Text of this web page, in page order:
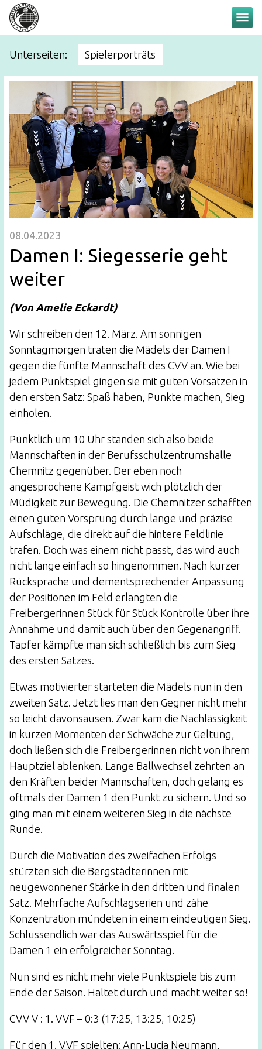
menu
Unterseiten: Spielerporträts
08.04.2023
Damen I: Siegesserie geht
weiter
(Von Amelie Eckardt)
Wir schreiben den 12. März. Am sonnigen
Sonntagmorgen traten die Mädels der Damen I
gegen die fünfte Mannschaft des CVV an. Wie bei
jedem Punktspiel gingen sie mit guten Vorsätzen in
den ersten Satz: Spaß haben, Punkte machen, Sieg
einholen.
Pünktlich um 10 Uhr standen sich also beide
Mannschaften in der Berufsschulzentrumshalle
Chemnitz gegenüber. Der eben noch
angesprochene Kampfgeist wich plötzlich der
Müdigkeit zur Bewegung. Die Chemnitzer schafften
einen guten Vorsprung durch lange und präzise
Aufschläge, die direkt auf die hintere Feldlinie
trafen. Doch was einem nicht passt, das wird auch
nicht lange einfach so hingenommen. Nach kurzer
Rücksprache und dementsprechender Anpassung
der Positionen im Feld erlangten die
Freibergerinnen Stück für Stück Kontrolle über ihre
Annahme und damit auch über den Gegenangriff.
Tapfer kämpfte man sich schließlich bis zum Sieg
des ersten Satzes.
Etwas motivierter starteten die Mädels nun in den
zweiten Satz. Jetzt lies man den Gegner nicht mehr
so leicht davonsausen. Zwar kam die Nachlässigkeit
in kurzen Momenten der Schwäche zur Geltung,
doch ließen sich die Freibergerinnen nicht von ihrem
Hauptziel ablenken. Lange Ballwechsel zehrten an
den Kräften beider Mannschaften, doch gelang es
oftmals der Damen 1 den Punkt zu sichern. Und so
ging man mit einem weiteren Sieg in die nächste
Runde.
Durch die Motivation des zweifachen Erfolgs
stürzten sich die Bergstädterinnen mit
neugewonnener Stärke in den dritten und finalen
Satz. Mehrfache Aufschlagserien und zähe
Konzentration mündeten in einem eindeutigen Sieg.
Schlussendlich war das Auswärtsspiel für die
Damen 1 ein erfolgreicher Sonntag.
Nun sind es nicht mehr viele Punktspiele bis zum
Ende der Saison. Haltet durch und macht weiter so!
CVV V : 1. VVF – 0:3 (17:25, 13:25, 10:25)
Für den 1. VVF spielten: Ann-Lucia Neumann,